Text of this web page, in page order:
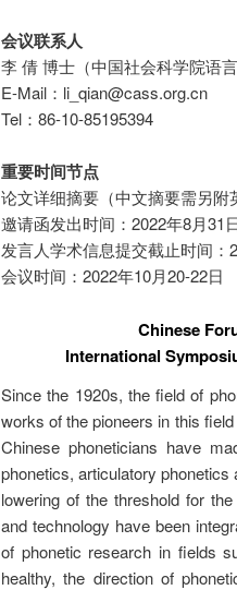
会议联系人
李 倩 博士（中国社会科学院语言
E-Mail：li_qian@cass.org.cn
Tel：86-10-85195394
重要时间节点
论文详细摘要（中文摘要需另
邀请函发出时间：2022年8月31
发言人学术信息提交截止时间：
会议时间：2022年10月20-22日
Chinese
International
Since the 1920s, the field of
works of the pioneers in this
Chinese phoneticians have
phonetics, articulatory
lowering of the threshold for
and technology have been
of phonetic research in fields
healthy, the direction of